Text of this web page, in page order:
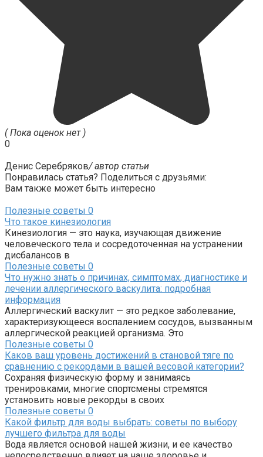
( Пока оценок нет )
0
Денис Серебряков/ автор статьи
Понравилась статья? Поделиться с друзьями:
Вам также может быть интересно
Полезные советы 0
Что такое кинезиология
Кинезиология — это наука, изучающая движение
человеческого тела и сосредоточенная на устранении
дисбалансов в
Полезные советы 0
Что нужно знать о причинах, симптомах, диагностике и
лечении аллергического васкулита: подробная
информация
Аллергический васкулит — это редкое заболевание,
характеризующееся воспалением сосудов, вызванным
аллергической реакцией организма. Это
Полезные советы 0
Каков ваш уровень достижений в становой тяге по
сравнению с рекордами в вашей весовой категории?
Сохраняя физическую форму и занимаясь
тренировками, многие спортсмены стремятся
установить новые рекорды в своих
Полезные советы 0
Какой фильтр для воды выбрать: советы по выбору
лучшего фильтра для воды
Вода является основой нашей жизни, и ее качество